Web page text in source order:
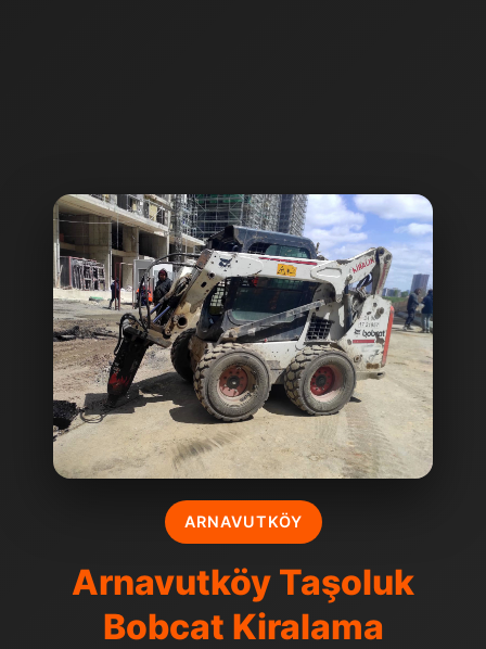
ARNAVUTKÖY
Arnavutköy Taşoluk
Bobcat Kiralama